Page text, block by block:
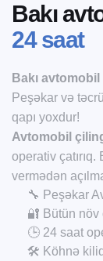
Bakı avt
24 saat
Bakı
Peşəkar və
qapı yoxdur!
Avtomobil
operativ çatırıq.
vermədən
🔧 Peşəkar
🔐 Bütün növ
🕒 24 saat
🛠️ Köhnə